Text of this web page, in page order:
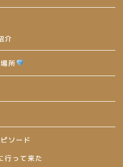
介
所
ソード
行って来た